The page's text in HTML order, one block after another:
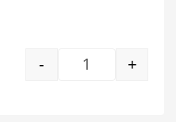
Quantity
- +